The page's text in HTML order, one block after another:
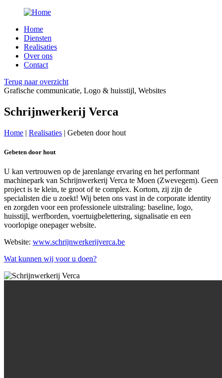
Overslaan en naar de inhoud gaan
Home
Diensten
Realisaties
Over ons
Contact
Terug naar overzicht
Grafische communicatie, Logo & huisstijl, Websites
Schrijnwerkerij Verca
Home | Realisaties | Gebeten door hout
Gebeten door hout
U kan vertrouwen op de jarenlange ervaring en het performant
machinepark van Schrijnwerkerij Verca te Moen (Zwevegem). Geen
project is te klein, te groot of te complex. Kortom, zij zijn de
specialisten die u zoekt! Wij beten ons vast in de corporate identity
en zorgden voor een professionele uitstraling: baseline, logo,
huisstijl, werfborden, voertuigbelettering, signalisatie en een
voorlopige onepager website.
Website: www.schrijnwerkerijverca.be
Wat kunnen wij voor u doen?